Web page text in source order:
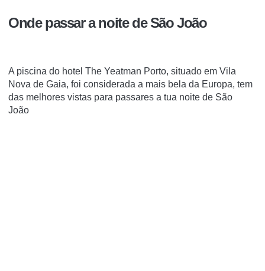
Onde passar a noite de São João
A piscina do hotel The Yeatman Porto, situado em Vila
Nova de Gaia, foi considerada a mais bela da Europa, tem
das melhores vistas para passares a tua noite de São
João